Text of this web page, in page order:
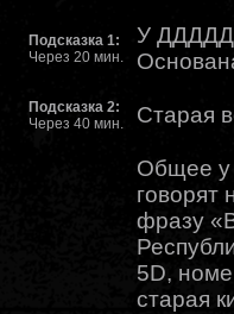
Подсказка 1:
Через 20 мин.
У
Подсказка 2:
Через 40 мин.
Старая
Общее у
говорят
фразу
5D,
старая